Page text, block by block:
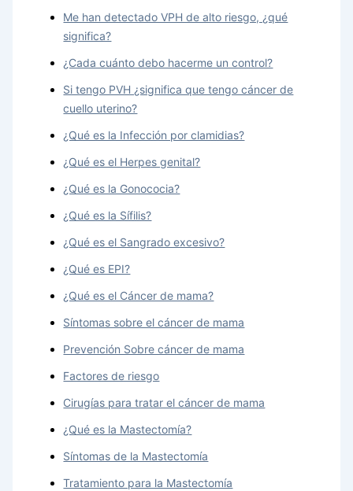
Me han detectado VPH de alto riesgo, ¿qué
significa?
¿Cada cuánto debo hacerme un control?
Si tengo PVH ¿significa que tengo cáncer de
cuello uterino?
¿Qué es la Infección por clamidias?
¿Qué es el Herpes genital?
¿Qué es la Gonococia?
¿Qué es la Sífilis?
¿Qué es el Sangrado excesivo?
¿Qué es EPI?
¿Qué es el Cáncer de mama?
Síntomas sobre el cáncer de mama
Prevención Sobre cáncer de mama
Factores de riesgo
Cirugías para tratar el cáncer de mama
¿Qué es la Mastectomía?
Síntomas de la Mastectomía
Tratamiento para la Mastectomía